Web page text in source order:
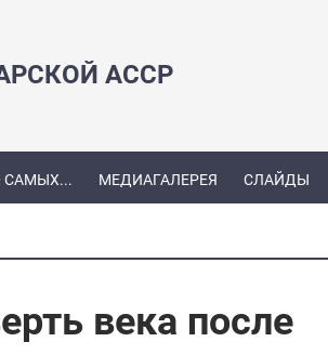
АССР
САМЫХ... МЕДИАГАЛЕРЕЯ СЛАЙДЫ
века после